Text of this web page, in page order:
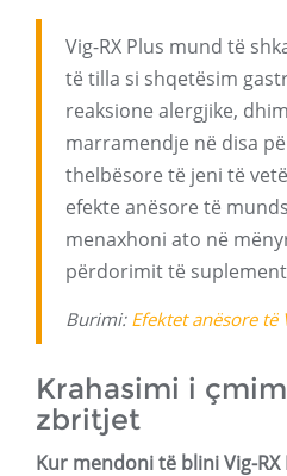
Vig-RX Plus mund të
të tilla si shqetësim
reaksione alergjike,
marramendje në disa
thelbësore të jeni të
efekte anësore të
menaxhoni ato në
përdorimit të
Burimi: Efektet anësore të
Krahasimi i
zbritjet
Kur mendoni të blini Vig-